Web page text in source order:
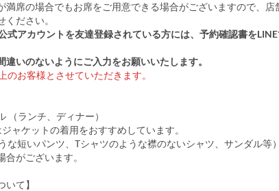
満席の場合でもお席をご用意できる場合がございますので、店
ださい。
式アカウントを友達登録されている方には、予約確認書を
違いのないようにご入力をお願いいたします。
お客様とさせていただきます。
（ランチ、ディナー）
ャケットの着用をおすすめしています。
な短いパンツ、Tシャツのような襟のないシャツ、サンダル等
がございます。
いて】